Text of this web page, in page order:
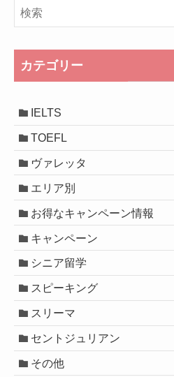
カテゴリー
IELTS
TOEFL
ヴァレッタ
エリア別
お得なキャンペーン情報
キャンペーン
シニア留学
スピーキング
スリーマ
セントジュリアン
その他